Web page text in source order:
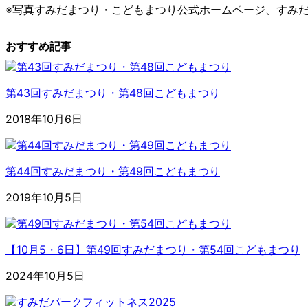
※写真すみだまつり・こどもまつり公式ホームページ、すみ
おすすめ記事
第43回すみだまつり・第48回こどもまつり
2018年10月6日
第44回すみだまつり・第49回こどもまつり
2019年10月5日
【10月5・6日】第49回すみだまつり・第54回こどもまつり
2024年10月5日